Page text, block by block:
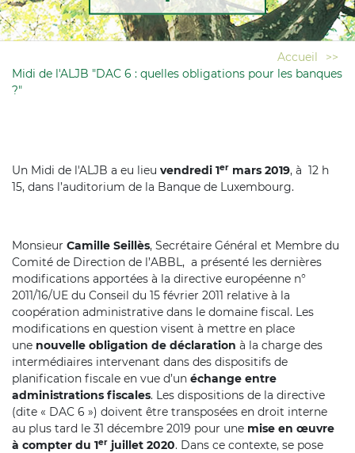
Accueil
>>
Midi de l'ALJB "DAC 6 : quelles obligations pour les banques
?"
Un Midi de l'ALJB a eu lieu vendredi 1er mars 2019, à 12 h
15, dans l’auditorium de la Banque de Luxembourg.
Monsieur Camille Seillès, Secrétaire Général et Membre du
Comité de Direction de l’ABBL, a présenté les dernières
modifications apportées à la directive européenne n°
2011/16/UE du Conseil du 15 février 2011 relative à la
coopération administrative dans le domaine fiscal. Les
modifications en question visent à mettre en place
une nouvelle obligation de déclaration à la charge des
intermédiaires intervenant dans des dispositifs de
planification fiscale en vue d’un échange entre
administrations fiscales. Les dispositions de la directive
(dite « DAC 6 ») doivent être transposées en droit interne
au plus tard le 31 décembre 2019 pour une mise en œuvre
à compter du 1er juillet 2020. Dans ce contexte, se pose